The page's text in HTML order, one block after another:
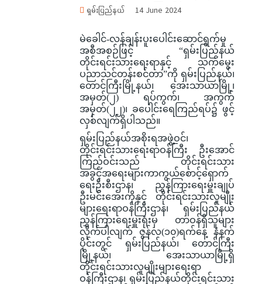
ရှမ်းပြည်နယ် 14 June 2024
မဲခေါင်-လန်ချန်းပူးပေါင်းဆောင်ရွက်မှု
အစီအစဉ်ဖြင့် “ရှမ်းပြည်နယ်
တိုင်းရင်းသားရေးရာနှင့် သက်မွေး
ပညာသင်တန်းစင်တာ”ကို ရှမ်းပြည်နယ်၊
တောင်ကြီးမြို့နယ်၊ အေးသာယာမြို့၊
အမှတ်(၂) ရပ်ကွက်၊ အကွက်
အမှတ်(၂၂)၊ ခပေါင်းရေကြည်ရပ်၌ ဖွင့်
လှစ်လျက်ရှိပါသည်။
ရှမ်းပြည်နယ်အစိုးရအဖွဲ့ဝင်၊
တိုင်းရင်းသားရေးရာဝန်ကြီး ဦးအောင်
ကြည်ဝင်းသည် တိုင်းရင်းသား
အခွင့်အရေးများကာကွယ်စောင့်ရှောက်
ရေးဦးစီးဌာန၊ ညွှန်ကြားရေးမှူးချုပ်
ဦးမင်းအေးကိုနှင့် တိုင်းရင်းသားလူမျိုး
များရေးရာဝန်ကြီးဌာန၊ ရှမ်းပြည်နယ်
ညွှန်ကြားရေးမှူးရုံးမှ တာဝန်ရှိသူများ
လိုက်ပါလျက် ဇွန်လ(၁၀)ရက်နေ့ နံနက်
ပိုင်းတွင် ရှမ်းပြည်နယ်၊ တောင်ကြီး
မြို့နယ်၊ အေးသာယာမြို့ရှိ
တိုင်းရင်းသားလူမျိုးများရေးရာ
ဝန်ကြီးဌာန၊ ရှမ်းပြည်နယ်တိုင်းရင်းသား